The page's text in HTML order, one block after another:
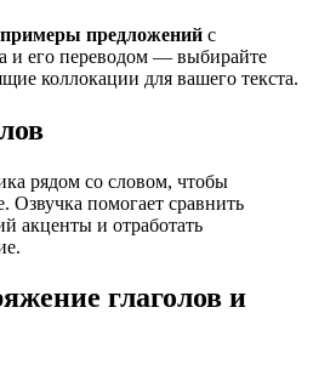
предложений с
и его переводом — выбирайте
коллокации для вашего текста.
рядом со словом, чтобы
Озвучка помогает сравнить
акценты и отработать
глаголов и